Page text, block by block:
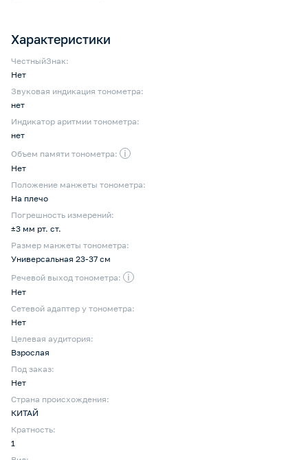
Характеристики
ЧестныйЗнак:
Нет
Звуковая индикация тонометра:
нет
Индикатор аритмии тонометра:
нет
Объем памяти тонометра:
i
Нет
Положение манжеты тонометра:
На плечо
Погрешность измерений:
±3 мм рт. ст.
Размер манжеты тонометра:
Универсальная 23-37 см
Речевой выход тонометра:
i
Нет
Сетевой адаптер у тонометра:
Нет
Целевая аудитория:
Взрослая
Под заказ:
Нет
Страна происхождения:
КИТАЙ
Кратность:
1